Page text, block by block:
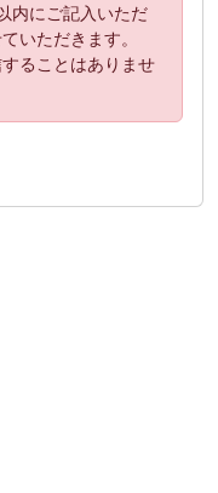
内にご記入いただ
いただきます。
ることはありませ